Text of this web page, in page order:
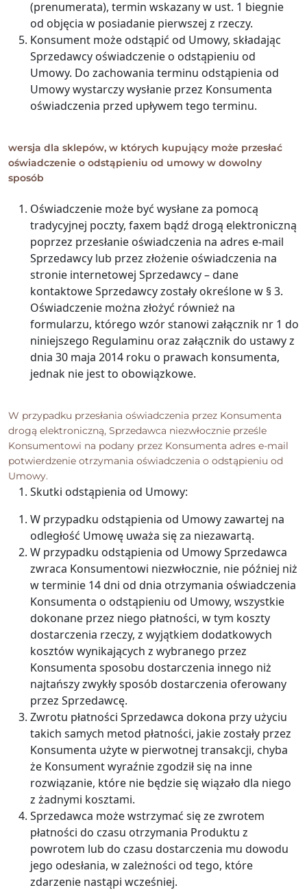
(prenumerata), termin wskazany w ust. 1 biegnie
od objęcia w posiadanie pierwszej z rzeczy.
Konsument może odstąpić od Umowy, składając
Sprzedawcy oświadczenie o odstąpieniu od
Umowy. Do zachowania terminu odstąpienia od
Umowy wystarczy wysłanie przez Konsumenta
oświadczenia przed upływem tego terminu.
wersja dla sklepów, w których kupujący może przesłać
oświadczenie o odstąpieniu od umowy w dowolny
sposób
Oświadczenie może być wysłane za pomocą
tradycyjnej poczty, faxem bądź drogą elektroniczną
poprzez przesłanie oświadczenia na adres e-mail
Sprzedawcy lub przez złożenie oświadczenia na
stronie internetowej Sprzedawcy – dane
kontaktowe Sprzedawcy zostały określone w § 3.
Oświadczenie można złożyć również na
formularzu, którego wzór stanowi załącznik nr 1 do
niniejszego Regulaminu oraz załącznik do ustawy z
dnia 30 maja 2014 roku o prawach konsumenta,
jednak nie jest to obowiązkowe.
W przypadku przesłania oświadczenia przez Konsumenta
drogą elektroniczną, Sprzedawca niezwłocznie prześle
Konsumentowi na podany przez Konsumenta adres e-mail
potwierdzenie otrzymania oświadczenia o odstąpieniu od
Umowy.
Skutki odstąpienia od Umowy:
W przypadku odstąpienia od Umowy zawartej na
odległość Umowę uważa się za niezawartą.
W przypadku odstąpienia od Umowy Sprzedawca
zwraca Konsumentowi niezwłocznie, nie później niż
w terminie 14 dni od dnia otrzymania oświadczenia
Konsumenta o odstąpieniu od Umowy, wszystkie
dokonane przez niego płatności, w tym koszty
dostarczenia rzeczy, z wyjątkiem dodatkowych
kosztów wynikających z wybranego przez
Konsumenta sposobu dostarczenia innego niż
najtańszy zwykły sposób dostarczenia oferowany
przez Sprzedawcę.
Zwrotu płatności Sprzedawca dokona przy użyciu
takich samych metod płatności, jakie zostały przez
Konsumenta użyte w pierwotnej transakcji, chyba
że Konsument wyraźnie zgodził się na inne
rozwiązanie, które nie będzie się wiązało dla niego
z żadnymi kosztami.
Sprzedawca może wstrzymać się ze zwrotem
płatności do czasu otrzymania Produktu z
powrotem lub do czasu dostarczenia mu dowodu
jego odesłania, w zależności od tego, które
zdarzenie nastąpi wcześniej.